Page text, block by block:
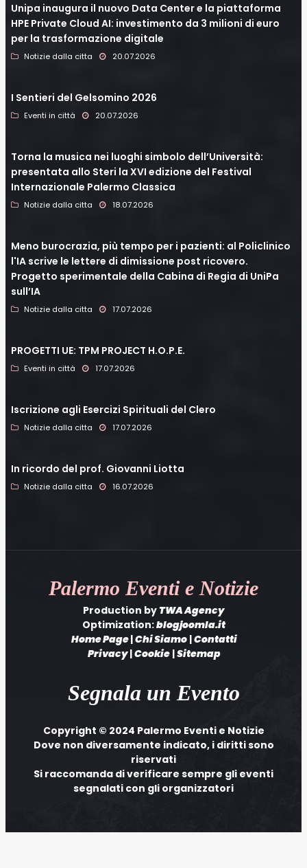
Unipa inaugura il nuovo Data Center e la piattaforma
HPE Private Cloud AI: investimento da 3 milioni di euro
per la trasformazione digitale
Notizie dalla citta 20.07.2026
I Sentieri del Gelsomino 2026
Eventi in città 20.07.2026
Torna la musica nei luoghi simbolo dell’Università:
presentata allo Steri la XVI edizione del Festival
Internazionale Palermo Classica
Notizie dalla citta 18.07.2026
Meno burocrazia, più tempo per i pazienti: al Policlinico
l'IA scrive le lettere di dimissione post ricovero.
Progetto sperimentale della Cabina di Regia di UniPa
sull’IA
Notizie dalla citta 17.07.2026
PROGETTI UE: TPM PROJECT H.O.P.E.
Eventi in città 17.07.2026
Iscrizione agli Esercizi Spirituali del Clero
Notizie dalla citta 17.07.2026
In ricordo del prof. Giovanni Liotta
Notizie dalla citta 16.07.2026
Palermo Eventi e Notizie
Production byTWA Agency
Optimization:blogjoomla.it
Home Page|Chi Siamo |Contatti
Privacy|Cookie |Sitemap
Segnala un Evento
Copyright © 2024 Palermo Eventi e Notizie
Dove non diversamente indicato, i diritti sono
riservati
Si raccomanda di verificare sempre gli eventi
segnalati con gli organizzatori